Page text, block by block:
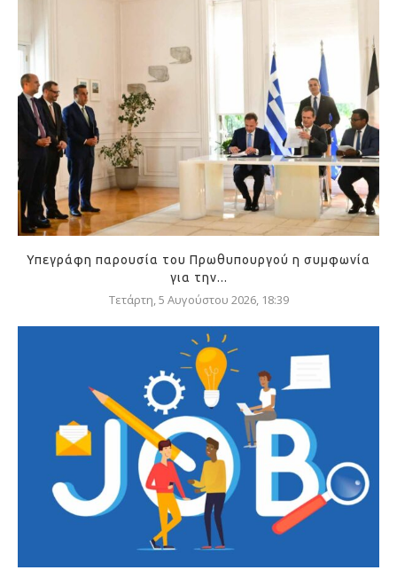
Υπεγράφη παρουσία του Πρωθυπουργού η συμφωνία
για την...
Τετάρτη, 5 Αυγούστου 2026, 18:39